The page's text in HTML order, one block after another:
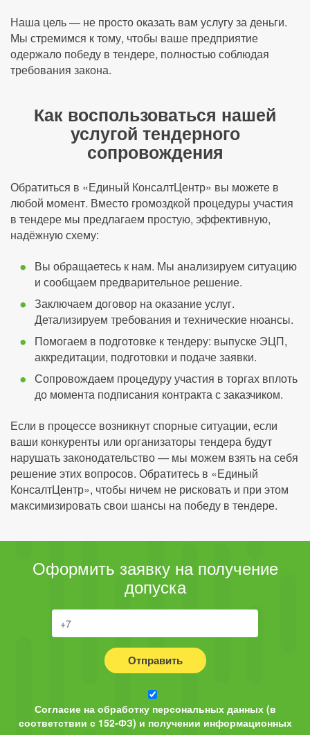
Наша цель — не просто оказать вам услугу за деньги.
Мы стремимся к тому, чтобы ваше предприятие
одержало победу в тендере, полностью соблюдая
требования закона.
Как воспользоваться нашей
услугой тендерного
сопровождения
Обратиться в «Единый КонсалтЦентр» вы можете в
любой момент. Вместо громоздкой процедуры участия
в тендере мы предлагаем простую, эффективную,
надёжную схему:
Вы обращаетесь к нам. Мы анализируем ситуацию
и сообщаем предварительное решение.
Заключаем договор на оказание услуг.
Детализируем требования и технические нюансы.
Помогаем в подготовке к тендеру: выпуске ЭЦП,
аккредитации, подготовки и подаче заявки.
Сопровождаем процедуру участия в торгах вплоть
до момента подписания контракта с заказчиком.
Если в процессе возникнут спорные ситуации, если
ваши конкуренты или организаторы тендера будут
нарушать законодательство — мы можем взять на себя
решение этих вопросов. Обратитесь в «Единый
КонсалтЦентр», чтобы ничем не рисковать и при этом
максимизировать свои шансы на победу в тендере.
Оформить заявку на получение
допуска
Отправить
Согласие на обработку персональных данных (в
соответствии с 152-ФЗ) и получении информационных